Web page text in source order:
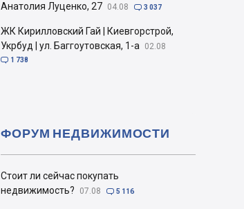
Анатолия Луценко, 27 04.08  3 037
ЖК Кирилловский Гай | Киевгорстрой,
Укрбуд | ул. Баггоутовская, 1-а
02.08
 1 738
Стоит ли сейчас покупать
недвижимость?
07.08  5 116
ФОРУМ НЕДВИЖИМОСТИ